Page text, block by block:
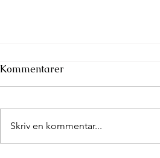
Kommentarer
Skriv en kommentar...